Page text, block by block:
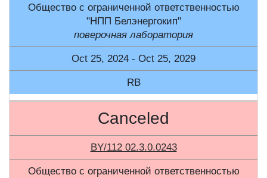
Общество с ограниченной ответственностью
"НПП Белэнергокип"
поверочная лаборатория
Oct 25, 2024 - Oct 25, 2029
RB
Canceled
BY/112 02.3.0.0243
Общество с ограниченной ответственностью